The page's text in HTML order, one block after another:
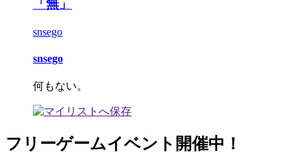
「無」
snsego
snsego
何もない。
フリーゲームイベント開催中！